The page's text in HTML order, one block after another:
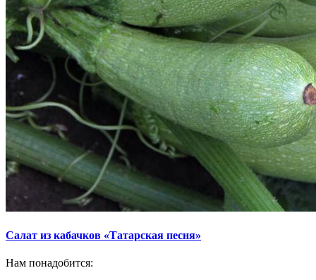
Салат из кабачков «Татарская песня»
Нам понадобится: